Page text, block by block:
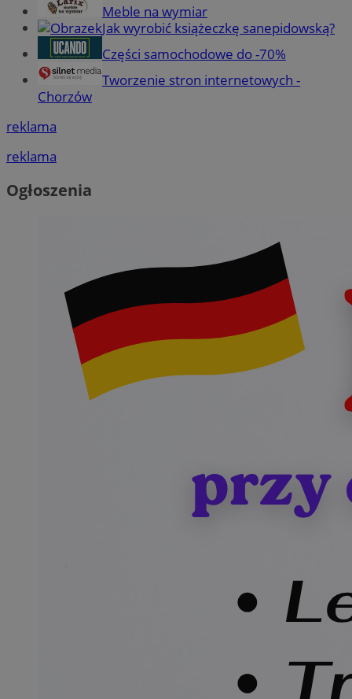
Meble na wymiar
Jak wyrobić książeczkę sanepidowską?
Części samochodowe do -70%
Tworzenie stron internetowych -
Chorzów
reklama
reklama
Ogłoszenia